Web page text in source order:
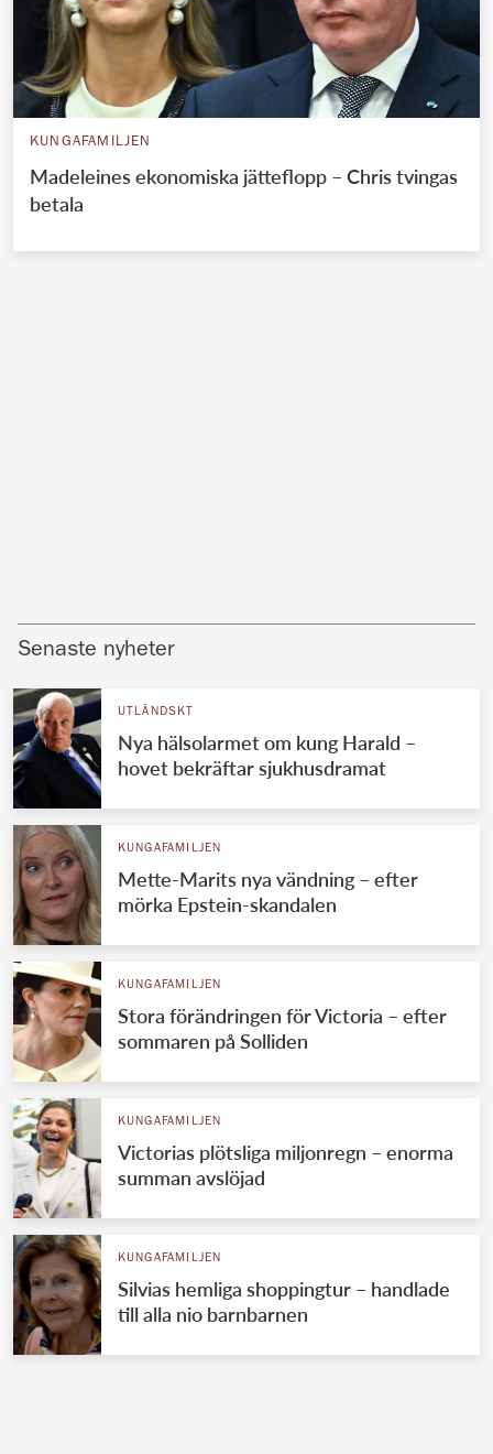
KUNGAFAMILJEN
Madeleines ekonomiska jätteflopp – Chris tvingas
betala
Senaste nyheter
UTLÄNDSKT
Nya hälsolarmet om kung Harald –
hovet bekräftar sjukhusdramat
KUNGAFAMILJEN
Mette-Marits nya vändning – efter
mörka Epstein-skandalen
KUNGAFAMILJEN
Stora förändringen för Victoria – efter
sommaren på Solliden
KUNGAFAMILJEN
Victorias plötsliga miljonregn – enorma
summan avslöjad
KUNGAFAMILJEN
Silvias hemliga shoppingtur – handlade
till alla nio barnbarnen